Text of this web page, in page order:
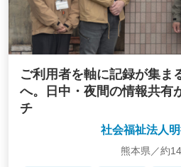
ご利用者を軸に記録が集ま
へ。日中・夜間の情報共有
チ
社会福祉法人
熊本県／約